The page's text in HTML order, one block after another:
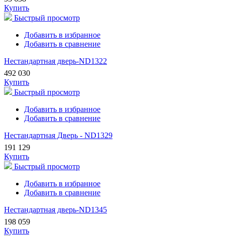
Купить
Быстрый просмотр
Добавить в избранное
Добавить в сравнение
Нестандартная дверь-ND1322
492 030
Купить
Быстрый просмотр
Добавить в избранное
Добавить в сравнение
Нестандартная Дверь - ND1329
191 129
Купить
Быстрый просмотр
Добавить в избранное
Добавить в сравнение
Нестандартная дверь-ND1345
198 059
Купить